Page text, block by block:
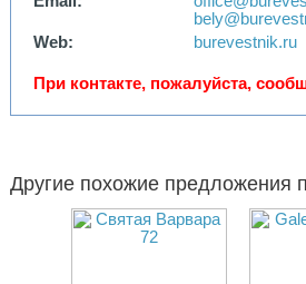
Web:
burevestnik.ru
При контакте, пожалуйста,
Другие похожие предложения